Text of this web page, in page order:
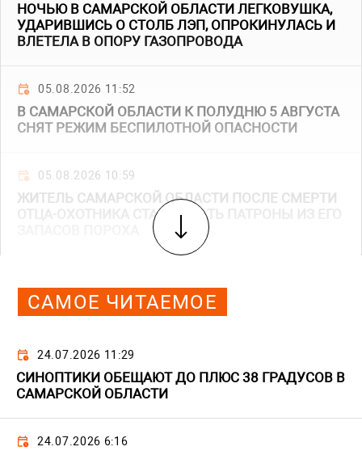
НОЧЬЮ В САМАРСКОЙ ОБЛАСТИ ЛЕГКОВУШКА,
УДАРИВШИСЬ О СТОЛБ ЛЭП, ОПРОКИНУЛАСЬ И
ВЛЕТЕЛА В ОПОРУ ГАЗОПРОВОДА
05.08.2026 11:52
В САМАРСКОЙ ОБЛАСТИ К ПОЛУДНЮ 5 АВГУСТА
СНЯТ РЕЖИМ БЕСПИЛОТНОЙ ОПАСНОСТИ
05.08.2026 10:59
ЖИТЕЛЬ САМАРСКОЙ ОБЛАСТИ ПОСЛЕ СМЕРТИ
ОТЦА-ОХОТНИКА СТАЛ ДЕЛАТЬ ПАТРОНЫ ИЗ ЕГО
САМОЕ ЧИТАЕМОЕ
24.07.2026 11:29
СИНОПТИКИ ОБЕЩАЮТ ДО ПЛЮС 38 ГРАДУСОВ В
САМАРСКОЙ ОБЛАСТИ
24.07.2026 6:16